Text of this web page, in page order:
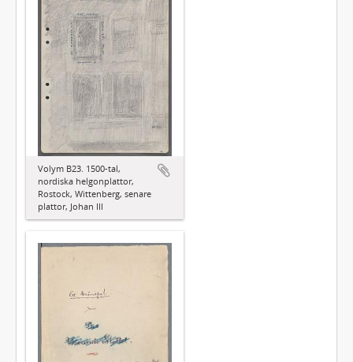
Volym B23. 1500-tal,
nordiska helgonplattor,
Rostock, Wittenberg, senare
plattor, Johan III